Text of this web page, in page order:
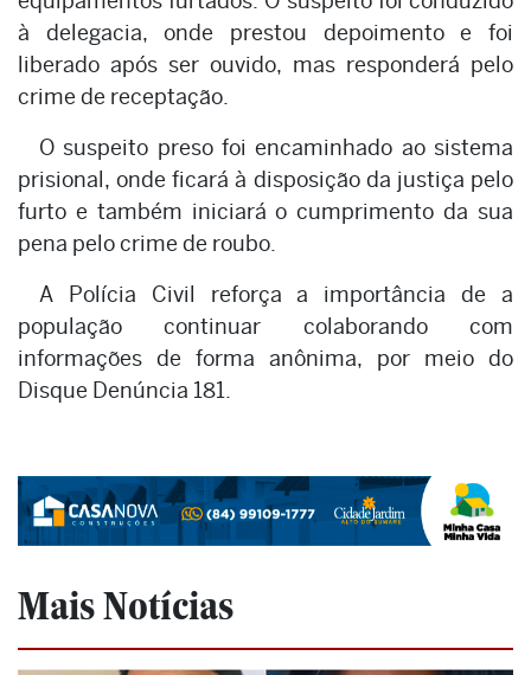
à delegacia, onde prestou depoimento e foi
liberado após ser ouvido, mas responderá pelo
crime de receptação.
O suspeito preso foi encaminhado ao sistema
prisional, onde ficará à disposição da justiça pelo
furto e também iniciará o cumprimento da sua
pena pelo crime de roubo.
A Polícia Civil reforça a importância de a
população continuar colaborando com
informações de forma anônima, por meio do
Disque Denúncia 181.
Mais Notícias